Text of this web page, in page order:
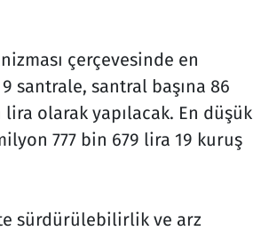
çerçevesinde en
santrale, santral başına 86
olarak yapılacak. En düşük
777 bin 679 lira 19 kuruş
sürdürülebilirlik ve arz